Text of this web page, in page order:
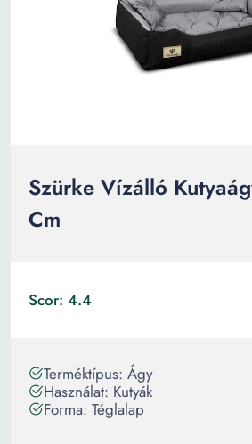
Szürke Vízálló
Cm
Scor: 4.4
Terméktípus: Ágy
Használat: Kutyák
Forma: Téglalap